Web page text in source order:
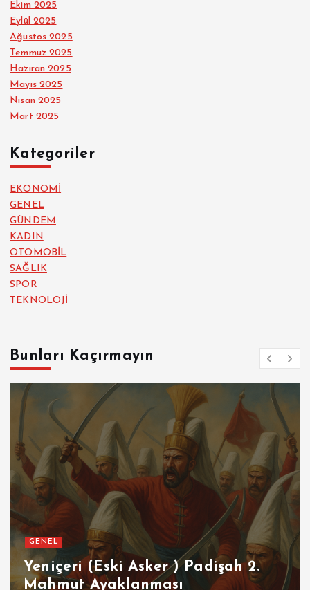
Ekim 2025
Eylül 2025
Ağustos 2025
Temmuz 2025
Haziran 2025
Mayıs 2025
Nisan 2025
Mart 2025
Kategoriler
EKONOMİ
GENEL
GÜNDEM
KADIN
OTOMOBİL
SAĞLIK
SPOR
TEKNOLOJİ
Bunları Kaçırmayın
GENEL
Yeniçeri (Eski Asker ) Padişah 2.
Mahmut Ayaklanması